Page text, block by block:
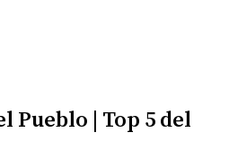
Pueblo | Top 5 del